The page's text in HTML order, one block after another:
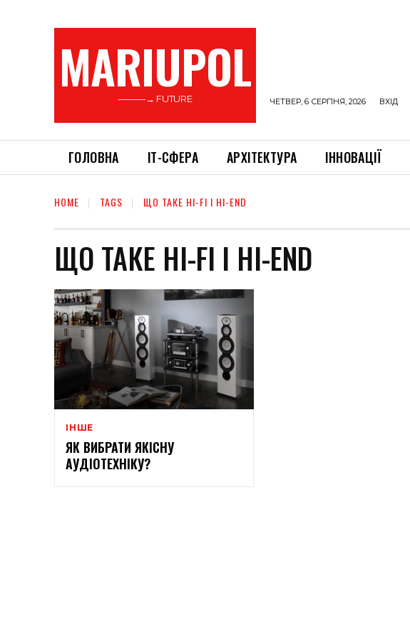
MARIUPOL
———→ FUTURE ЧЕТВЕР, 6 СЕРПНЯ, 2026 ВХІД
ГОЛОВНА ІТ-СФЕРА АРХІТЕКТУРА ІННОВАЦІЇ
HOME TAGS ЩО ТАКЕ HI-FI І HI-END
ЩО ТАКЕ HI-FI І HI-END
ІНШЕ
ЯК ВИБРАТИ ЯКІСНУ
АУДІОТЕХНІКУ?